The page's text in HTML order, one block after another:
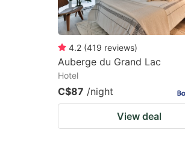
dates.
4.2 (419 reviews)
Auberge du Grand Lac
Hotel
C$87 /night
View deal